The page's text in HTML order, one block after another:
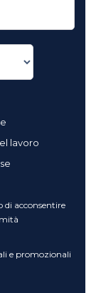
lavoro
di acconsentire
e promozionali